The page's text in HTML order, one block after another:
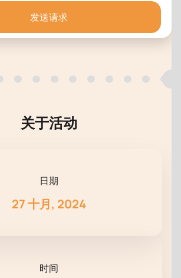
发送请求
关于活动
日期
27 十月, 2024
时间